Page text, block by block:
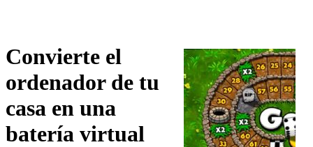
Convierte el
ordenador de tu
casa en una
batería virtual